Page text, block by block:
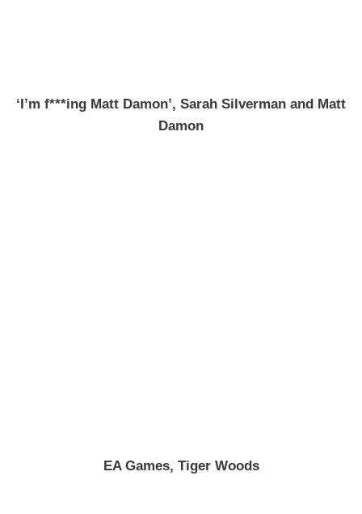
‘I’m f***ing Matt Damon’, Sarah Silverman and Matt
Damon
EA Games, Tiger Woods